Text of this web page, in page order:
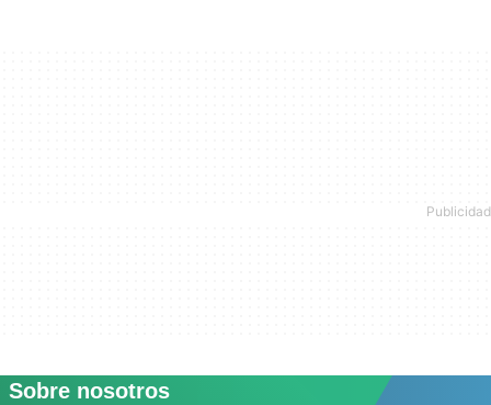
Sobre nosotros